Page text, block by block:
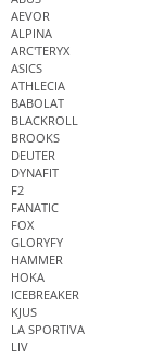
AEVOR
ALPINA
ARC'TERYX
ASICS
ATHLECIA
BABOLAT
BLACKROLL
BROOKS
DEUTER
DYNAFIT
F2
FANATIC
FOX
GLORYFY
HAMMER
HOKA
ICEBREAKER
KJUS
LA SPORTIVA
LIV